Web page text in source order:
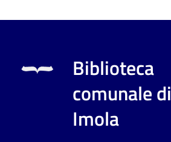
puoi
Biblioteca
comunale di
Imola